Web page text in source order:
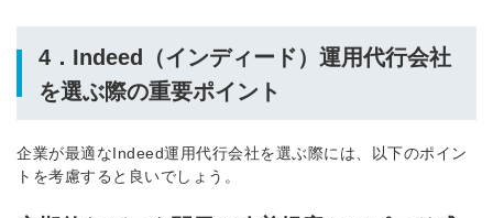
4．Indeed（インディード）運用代行会社
を選ぶ際の重要ポイント
企業が最適なIndeed運用代行会社を選ぶ際には、以下のポイン
トを考慮すると良いでしょう。